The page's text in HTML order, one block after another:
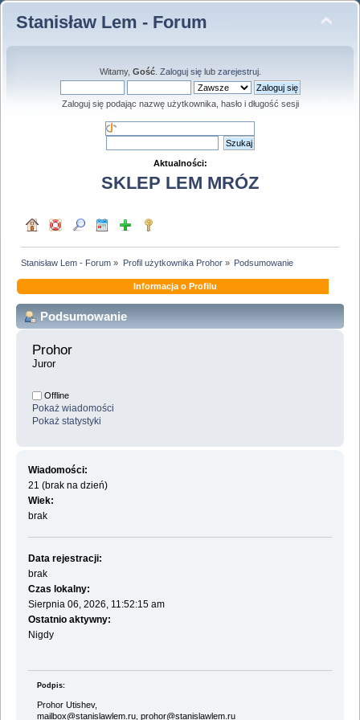
Stanisław Lem - Forum
Witamy, Gość. Zaloguj sięlub zarejestruj.
Zaloguj się podając nazwę użytkownika, hasło i długość sesji
Aktualności:
SKLEP LEM MRÓZ
Stanisław Lem - Forum » Profil użytkownika Prohor» Podsumowanie
Informacja o Profilu
Podsumowanie
Prohor
Juror
Offline
Pokaż wiadomości
Pokaż statystyki
Wiadomości:
21 (brak na dzień)
Wiek:
brak
Data rejestracji:
brak
Czas lokalny:
Sierpnia 06, 2026, 11:52:15 am
Ostatnio aktywny:
Nigdy
Podpis:
Prohor Utishev,
mailbox@stanislawlem.ru, prohor@stanislawlem.ru